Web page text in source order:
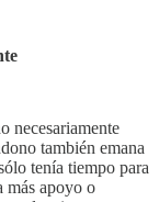
necesariamente
también emana
tenía tiempo para
más apoyo o